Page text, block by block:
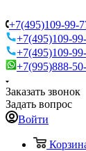
+7(495)109-99-
+7(495)109-
+7(495)109-
+7(995)888-
Заказать звонок
Задать вопрос
Войти